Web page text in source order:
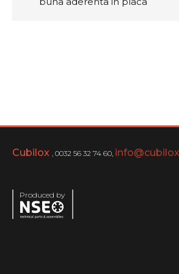
Cubilox , 0032 56 32 74 60,
Produced by